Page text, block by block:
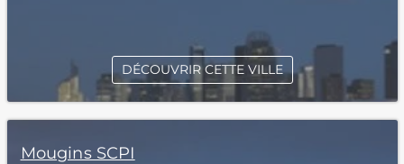
DÉCOUVRIR CETTE VILLE
Mougins SCPI